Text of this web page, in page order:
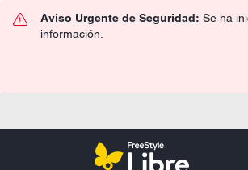
Aviso Urgente de Seguridad: Se ha
información.